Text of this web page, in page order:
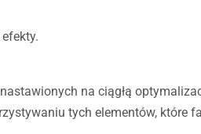
na ciągłą
tych elementów, które